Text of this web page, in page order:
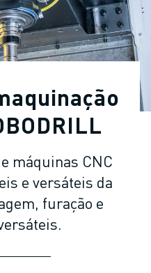
máquinas CNC
e versáteis da
furação e